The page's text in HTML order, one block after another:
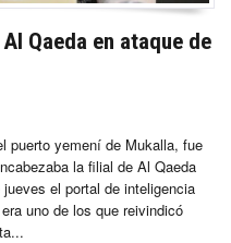
Qaeda en ataque de
puerto yemení de Mukalla, fue
la filial de Al Qaeda
el portal de inteligencia
uno de los que reivindicó